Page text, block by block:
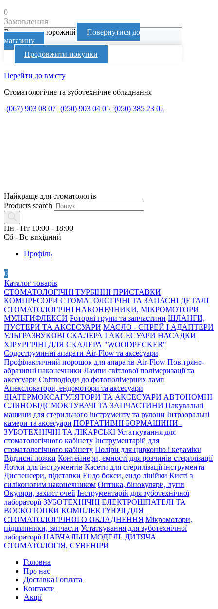
0
Замовлення
Ваш кошик порожній
Повернутися до
магазину
Продовжити покупки
Перейти до вмісту
Стоматологічне та зуботехнічне обладнання
(067) 903 08 07 (050) 903 04 05 (050) 385 23 02
Найкраще для стоматологів
Products search
Пн - Пт 10:00 - 18:00
Сб - Вс вихідний
Профіль
0
Каталог товарів
СТОМАТОЛОГІЧНІ ТУРБІННІ ПРИСТАВКИ
КОМПРЕСОРИ СТОМАТОЛОГІЧНІ ТА ЗАПАСНІ ДЕТАЛІ
СТОМАТОЛОГІЧНІ НАКОНЕЧНИКИ, МІКРОМОТОРИ,
МУЛЬТИФЛЕКСИ Роторні групи та запчастини ШЛАНГИ,
ПУСТЕРИ ТА АКСЕСУАРИ МАСЛО - СПРЕЙ І АДАПТЕРИ
УЛЬТРАЗВУКОВІ СКАЛЕРА І АКСЕСУАРИ НАСАДКИ
ХІРУРГІЧНІ ДЛЯ СКАЛЕРА "WOODPECKER"
Содоструминні апарати Air-Flow та аксесуари
Профілактичний порошок для апаратів Air-Flow Повітряно-
абразивні наконечники Лампи світлової полімеризації та
аксесуари Світлодіоди до фотополімерних ламп
Апекслокатори, ендомотори та аксесуари
ДІАТЕРМОКОАГУЛЯТОРИ ТА АКСЕСУАРИ АВТОНОМНІ
СЛИНОВІДСМОКТУВАЧІ ТА ЗАПЧАСТИНИ Пакувальні
машини для стерильного інструменту та рулони Інтраоральні
камери та аксесуари ПОРТАТИВНІ БОРМАШИНИ -
ЗУБОТЕХНІЧНІ ТА ЛІКАРСЬКІ Устаткування для
стоматологічного кабінету Інструментарій для
стоматологічного кабінету Поліри для цирконію і кераміки
Відтисні ложки Контейнери, ємності для розчинів стерилізації
Лотки для інструментів Касети для стерилізації інструмента
Диспенсери, підставки Ендо бокси, ендо лінійки Кисті з
силіконовим наконечником Оптика, бінокуляри, лупи
Окуляри, захист очей Інструментарій для зуботехнічної
лабораторії ЗУБОТЕХНІЧНІ ЕЛЕКТРОШПАТЕЛІ ТА
ВОСКОТОПКИ КОМПЛЕКТУЮЧІ ДЛЯ
СТОМАТОЛОГІЧНОГО ОБЛАДНЕННЯ Мікромотори,
підшипники, запчасти Устаткування для зуботехнічної
лабораторії НАВЧАЛЬНІ МОДЕЛІ, ДИТЯЧА
СТОМАТОЛОГІЯ, СУВЕНІРИ
Головна
Про нас
Доставка і оплата
Контакти
Акції